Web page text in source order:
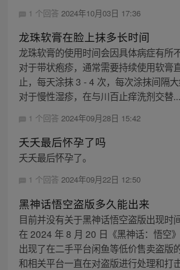
1 个回答 2024年10月03日 17:36
龙珠软膏在脸上抹多长时间
龙珠软膏的使用时间会因具体病症有所
对于带状疱疹，通常需要持续使用软膏
止，每天涂抹 3 - 4 次，每次涂抹间隔大
对于慢性湿疹，在与川百止痒洗剂交替...
1 个回答 2024年09月28日 15:42
夭夭最后怀孕了吗
夭夭最后怀孕了。
1 个回答 2024年09月22日 12:50
黑神话悟空盗版多久能出来
目前并没有关于黑神话悟空盗版出现时
在 2024 年 8 月 20 日《黑神话：悟空
出现了在二手平台闲鱼等低价售卖盗版
和相关平台一直在对盗版进行处理和打